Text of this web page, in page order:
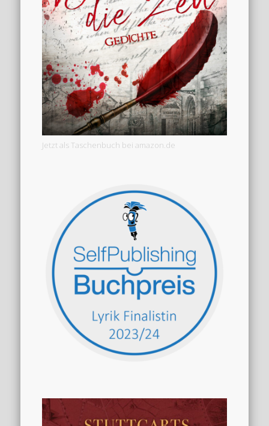
Jetzt als Taschenbuch bei amazon.de